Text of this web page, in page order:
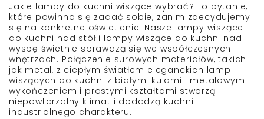
Jakie lampy do kuchni wiszące wybrać? To pytanie,
które powinno się zadać sobie, zanim zdecydujemy
się na konkretne oświetlenie. Nasze lampy wiszące
do kuchni nad stół i lampy wiszące do kuchni nad
wyspę świetnie sprawdzą się we współczesnych
wnętrzach. Połączenie surowych materiałów, takich
jak metal, z ciepłym światłem eleganckich lamp
wiszących do kuchni z białymi kulami i metalowym
wykończeniem i prostymi kształtami stworzą
niepowtarzalny klimat i dodadzą kuchni
industrialnego charakteru.